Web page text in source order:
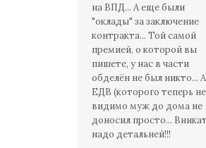
на ВПД... А еще были
"оклады" за заключение
контракта... Той самой
премией, о которой вы
пишете, у нас в части
обделён не был никто... А
ЕДВ (которого теперь
видимо муж до дома не
доносил просто...
надо детальней!!!